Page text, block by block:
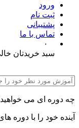
ورود
ثبت نام
پشتیبانی
تماس با ما
۰
سبد خریدتان
چه دوره ای می خواهید
آینده خود را با دوره